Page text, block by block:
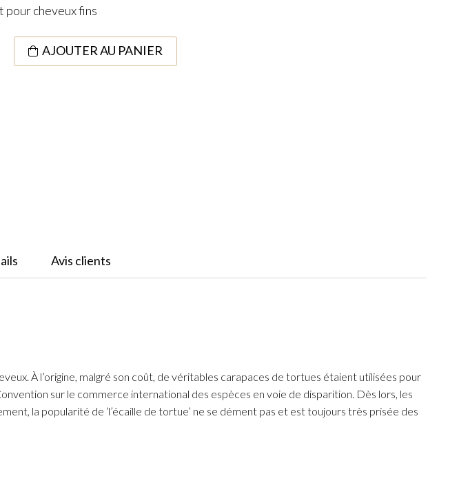
pour cheveux fins
AJOUTER AU PANIER
Avis clients
À l’origine, malgré son coût, de véritables carapaces de tortues étaient utilisées pour
sur le commerce international des espèces en voie de disparition. Dès lors, les
la popularité de ‘l’écaille de tortue’ ne se dément pas et est toujours très prisée des